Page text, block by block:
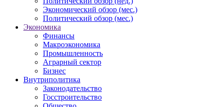
Экономический обзор (мес.)
Политический обзор (мес.)
Экономика
Финансы
Макроэкономика
Промышленность
Аграрный сектор
Бизнес
Внутриполитика
Законодательство
Госстроительство